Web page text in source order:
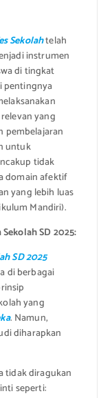
Sekolahtelah
instrumen
di tingkat
pentingnya
yang
pembelajaran
untuk
tidak
domain afektif
yang lebih luas
Mandiri).
SD 2025:
SD 2025
di berbagai
yang
. Namun,
diharapkan
tidak diragukan
seperti: